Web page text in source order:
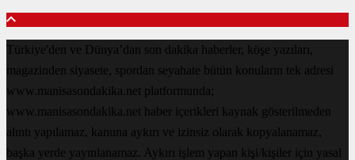
Türkiye'den ve Dünya’dan son dakika haberler, köşe yazıları,
magazinden siyasete, spordan seyahate bütün konuların tek adresi
www.manisasondakika.net platformunda;
www.manisasondakika.net haber içerikleri kaynak gösterilmeden
alıntı yapılamaz, kanuna aykırı ve izinsiz olarak kopyalanamaz,
başka yerde yayınlanamaz. Aykırı işlem yapan kişi/kişiler için yasal